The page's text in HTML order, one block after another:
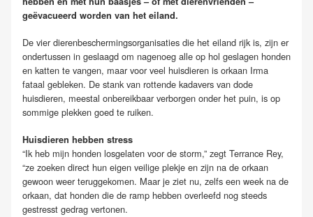
geëvacueerd worden van het eiland.
De vier dierenbeschermingsorganisaties die het eiland rijk is, zijn er
ondertussen in geslaagd om nagenoeg alle op hol geslagen honden
en katten te vangen, maar voor veel huisdieren is orkaan Irma
fataal gebleken. De stank van rottende kadavers van dode
huisdieren, meestal onbereikbaar verborgen onder het puin, is op
sommige plekken goed te ruiken.
Huisdieren hebben stress
“Ik heb mijn honden losgelaten voor de storm,” zegt Terrance Rey,
“ze zoeken direct hun eigen veilige plekje en zijn na de orkaan
gewoon weer teruggekomen. Maar je ziet nu, zelfs een week na de
orkaan, dat honden die de ramp hebben overleefd nog steeds
gestresst gedrag vertonen.